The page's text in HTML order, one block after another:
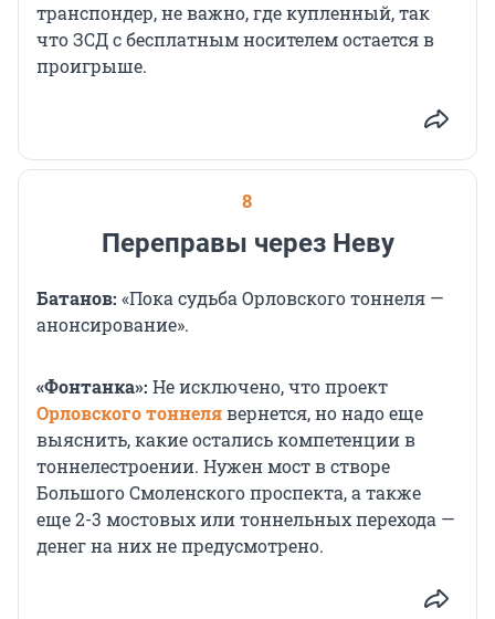
транспондер, не важно, где купленный, так
что ЗСД с бесплатным носителем остается в
проигрыше.
8
Переправы через Неву
Батанов: «Пока судьба Орловского тоннеля —
анонсирование».
«Фонтанка»: Не исключено, что проект
Орловского тоннелявернется, но надо еще
выяснить, какие остались компетенции в
тоннелестроении. Нужен мост в створе
Большого Смоленского проспекта, а также
еще 2-3 мостовых или тоннельных перехода —
денег на них не предусмотрено.